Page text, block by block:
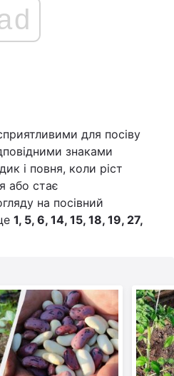
для посіву
знаками
і повня, коли ріст
або стає
на посівний
1, 5, 6, 14, 15, 18, 19, 27,